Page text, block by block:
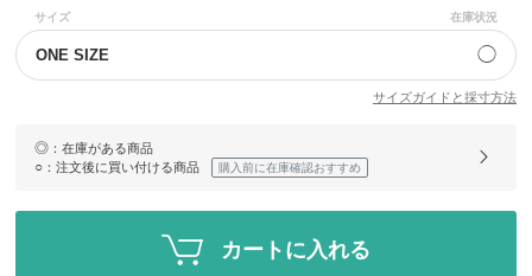
サイズ 在庫状況
ONE SIZE ◯
サイズガイドと採寸方法
◎ ：在庫がある商品
○ ：注文後に買い付ける商品 購入前に在庫確認おすすめ
カートに入れる